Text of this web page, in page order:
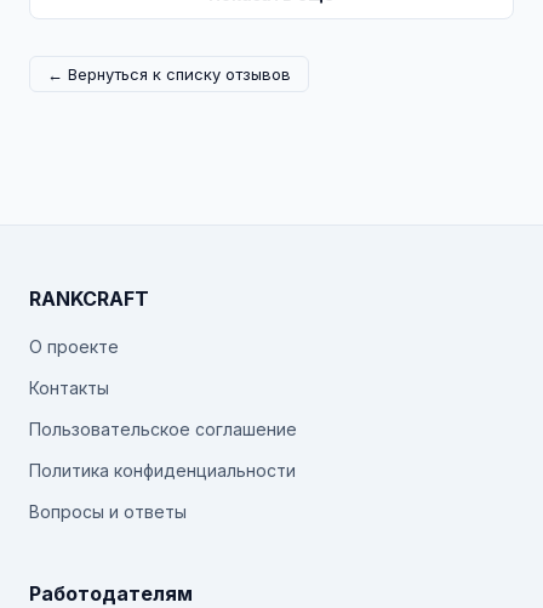
← Вернуться к списку отзывов
RANKCRAFT
О проекте
Контакты
Пользовательское соглашение
Политика конфиденциальности
Вопросы и ответы
Работодателям